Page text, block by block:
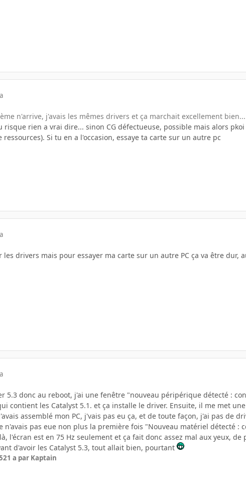
n'arrive, j'avais les mêmes drivers et ça marchait excellement bien...
risque rien a vrai dire... sinon CG défectueuse, possible mais alors
Si tu en a l'occasion, essaye ta carte sur un autre pc
les drivers mais pour essayer ma carte sur un autre PC ça va être dur,
5.3 donc au reboot, j'ai une fenêtre "nouveau péripérique détecté :
contient les Catalyst 5.1. et ça installe le driver. Ensuite, il me met
assemblé mon PC, j'vais pas eu ça, et de toute façon, j'ai pas de
pas eue non plus la première fois "Nouveau matériel détecté :
l'écran est en 75 Hz seulement et ça fait donc assez mal aux yeux,
d'avoir les Catalyst 5.3, tout allait bien, pourtant
21 a par Kaptain